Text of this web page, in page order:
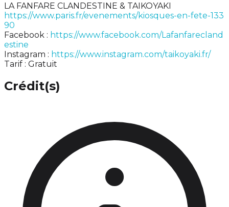
LA FANFARE CLANDESTINE & TAIKOYAKI
https://www.paris.fr/evenements/kiosques-en-fete-133
90
Facebook : https://www.facebook.com/Lafanfarecland
estine
Instagram : https://www.instagram.com/taikoyaki.fr/
Tarif : Gratuit
Crédit(s)